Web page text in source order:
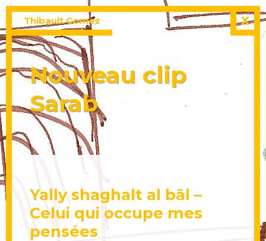
Thibault Gomez X
Nouveau clip
Sarab
Yally shaghalt al bāl –
Celui qui occupe mes
pensées